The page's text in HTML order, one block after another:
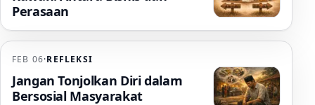
Perasaan
FEB 06·REFLEKSI
Jangan Tonjolkan Diri dalam
Bersosial Masyarakat